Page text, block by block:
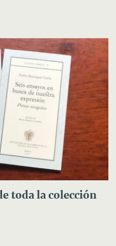
toda la colección